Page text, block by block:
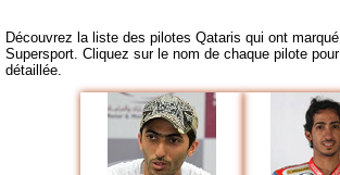
Découvrez la liste des pilotes Qataris qui ont
Supersport. Cliquez sur le nom de chaque pilote
détaillée.